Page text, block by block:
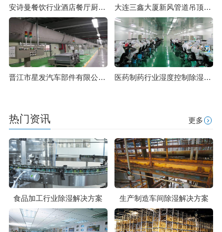
安诗曼餐饮行业酒店餐厅厨房干燥除湿解决方案 大连三鑫大厦新风管道吊顶除湿系统选型配套安装一条龙
晋江市星发汽车部件有限公司工厂车间工业转轮除湿机组 医药制药行业湿度控制除湿解决方案
热门资讯 更多
食品加工行业除湿解决方案 生产制造车间除湿解决方案